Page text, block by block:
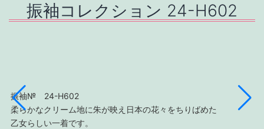
振袖コレクション 24-H602
振袖№ 24-H602
柔らかなクリーム地に朱が映え日本の花々をちりばめた
乙女らしい一着です。